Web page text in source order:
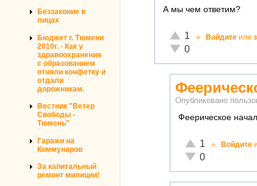
Беззаконие в
лицах
Бюджет г. Тюмени
2010г. - Как у
здравоохранения
с образованием
отняли конфетку и
отдали
дорожникам.
Вестник "Ветер
Свободы -
Тюмень"
Гаражи на
Коммунаров
За капитальный
ремонт милиции!
А мы чем ответим?
Отлично!
1
Неадекватно!
0
» Войдите или
Опубликовано
Феерическое
Отлично!
1
Неадекватно!
0
» Войдите